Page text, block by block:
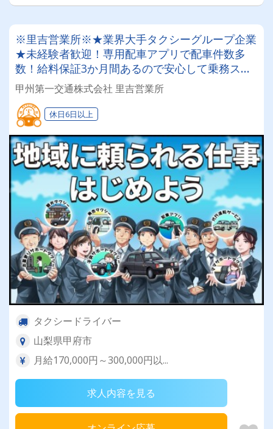
※里吉営業所※★業界大手タクシーグループ企業
★未経験者歓迎！専用配車アプリで配車件数多
数！給料保証3か月間あるので安心して乗務スタ
ート♪2種免許取得支援制度も適用有◎
甲州第一交通株式会社 里吉営業所
休日6日以上
タクシードライバー
山梨県甲府市
月給170,000円～300,000円以...
求人内容を見る